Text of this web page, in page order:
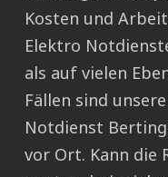
Kosten und
Elektro
als auf vielen
Fällen sind
Notdienst
vor Ort. Kann die